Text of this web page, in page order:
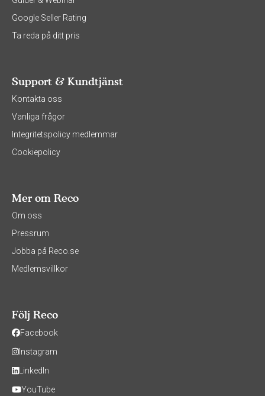
Google Seller Rating
Ta reda på ditt pris
Support & Kundtjänst
Kontakta oss
Vanliga frågor
Integritetspolicy medlemmar
Cookiepolicy
Mer om Reco
Om oss
Pressrum
Jobba på Reco.se
Medlemsvillkor
Följ Reco
Facebook
Instagram
LinkedIn
YouTube